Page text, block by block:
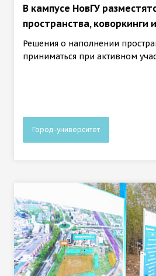
В кампусе НовГУ
пространства, коворкинги
Решения о наполнении
приниматься при активном
Город-университет